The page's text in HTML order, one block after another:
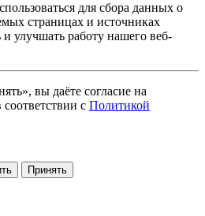
для сбора данных о
страницах и источниках
улучшать работу нашего веб-
вы даёте согласие на
с Политикой
Принять